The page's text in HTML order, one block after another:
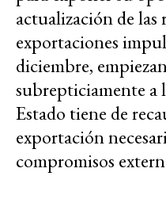
actualización de las
exportaciones
diciembre,
subrepticiamente a
Estado tiene de
exportación
compromisos